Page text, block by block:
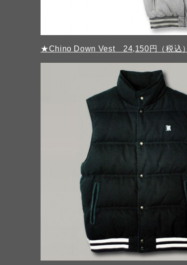
★Chino Down Vest 24,150円（税込）